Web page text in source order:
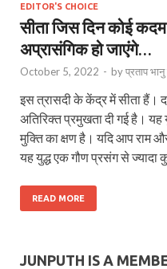
EDITOR'S CHOICE
सीता जिस दिन कोई
अप्रासंगिक हो जाएंगे…
October 5, 2022 - byप्रताप भानु
इस त्रासदी के केंद्र में सीता हैं।
अतिरिक्‍त प्रमुखता दी गई है। यह
मुक्ति का क्षण है। यदि आप राम
यह युद्ध एक गौण प्रसंग से ज्‍यादा
READ MORE
JUNPUTH IS A